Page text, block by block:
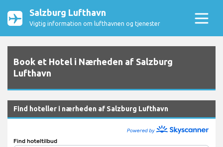
Salzburg Lufthavn
Vigtig information om lufthavnen og tjenester
Book et Hotel i Nærheden af Salzburg
Lufthavn
Find hoteller i nærheden af Salzburg Lufthavn